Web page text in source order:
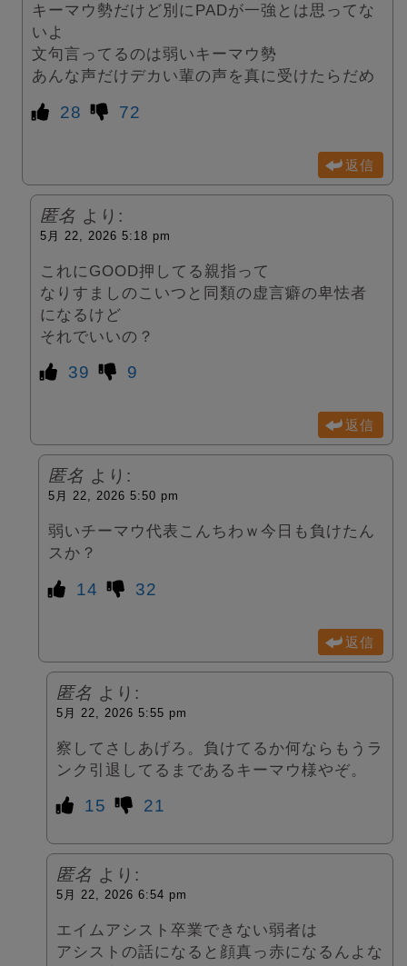
キーマウ勢だけど別にPADが一強とは思ってな
いよ
文句言ってるのは弱いキーマウ勢
あんな声だけデカい輩の声を真に受けたらだめ
28 72
返信
匿名 より:
5月 22, 2026 5:18 pm
これにGOOD押してる親指って
なりすましのこいつと同類の虚言癖の卑怯者
になるけど
それでいいの？
39 9
返信
匿名 より:
5月 22, 2026 5:50 pm
弱いチーマウ代表こんちわｗ今日も負けたん
スか？
14 32
返信
匿名 より:
5月 22, 2026 5:55 pm
察してさしあげろ。負けてるか何ならもうラ
ンク引退してるまであるキーマウ様やぞ。
15 21
匿名 より:
5月 22, 2026 6:54 pm
エイムアシスト卒業できない弱者は
アシストの話になると顔真っ赤になるんよな